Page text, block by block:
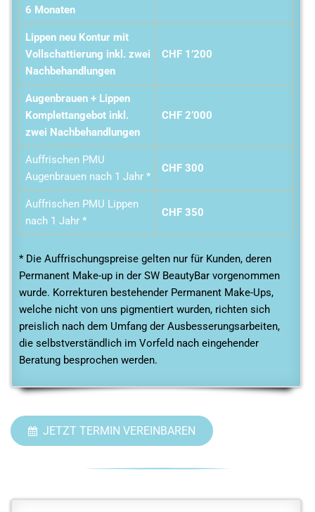
6 Monaten
Lippen neu Kontur mit
Vollschattierung inkl. zwei
Nachbehandlungen
CHF 1’200
Augenbrauen + Lippen
Komplettangebot inkl.
zwei Nachbehandlungen
CHF 2’000
Auffrischen PMU
Augenbrauen nach 1 Jahr *
CHF 300
Auffrischen PMU Lippen
nach 1 Jahr *
CHF 350
* Die Auffrischungspreise gelten nur für Kunden, deren
Permanent Make-up in der SW BeautyBar vorgenommen
wurde. Korrekturen bestehender Permanent Make-Ups,
welche nicht von uns pigmentiert wurden, richten sich
preislich nach dem Umfang der Ausbesserungsarbeiten,
die selbstverständlich im Vorfeld nach eingehender
Beratung besprochen werden.
JETZT TERMIN VEREINBAREN